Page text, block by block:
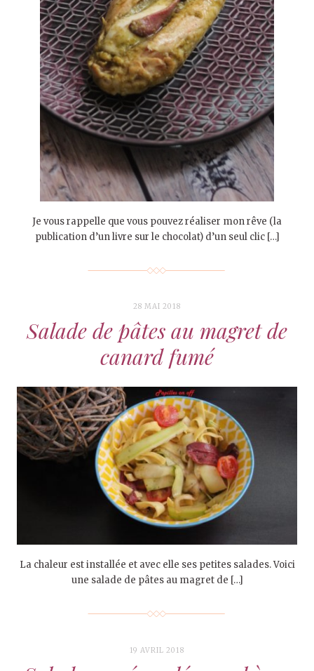
Je vous rappelle que vous pouvez réaliser mon rêve (la
publication d’un livre sur le chocolat) d’un seul clic […]
28 MAI 2018
Salade de pâtes au magret de
canard fumé
La chaleur est installée et avec elle ses petites salades. Voici
une salade de pâtes au magret de […]
19 AVRIL 2018